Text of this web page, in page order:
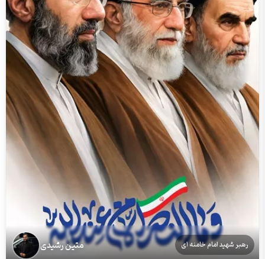
رهبر شهید امام خامنه ای متین رشیدی